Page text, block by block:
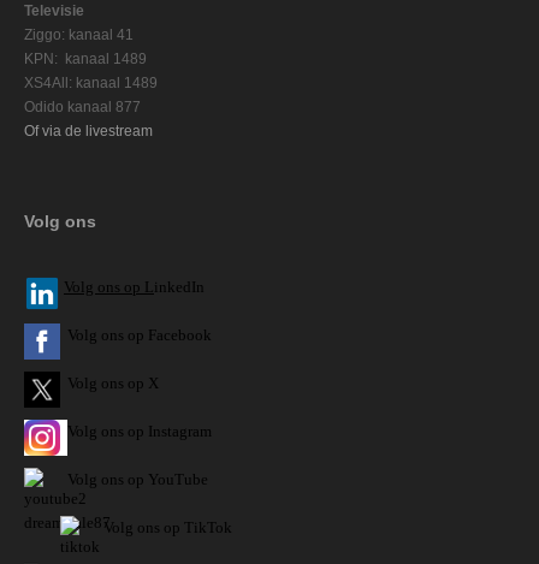
Televisie
Ziggo: kanaal 41
KPN: kanaal 1489
XS4All: kanaal 1489
Odido kanaal 877
Of via de livestream
Volg ons
Volg ons op L inkedIn
Volg ons op Facebook
Volg ons op X
Volg ons op Instagram
Volg ons op YouTube
Volg ons op TikTok